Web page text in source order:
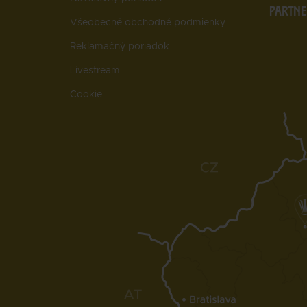
Všeobecné obchodné podmienky
Reklamačný poriadok
Livestream
Cookie